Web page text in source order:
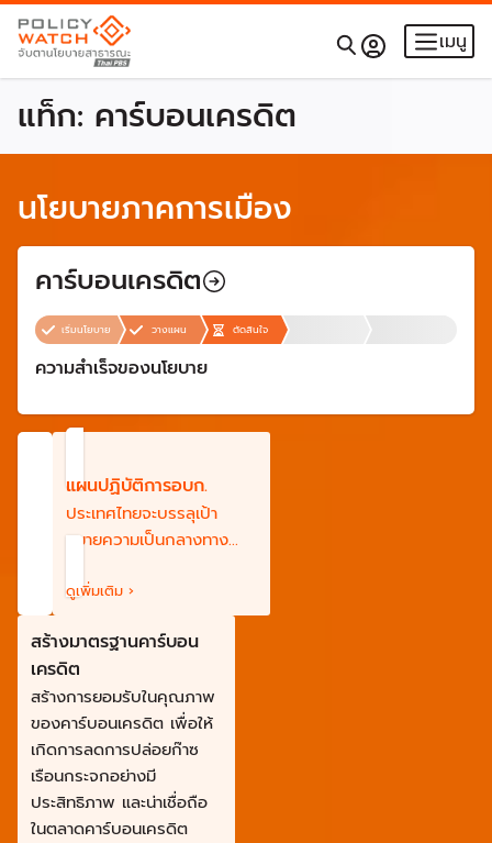
เมนู
แท็ก: คาร์บอนเครดิต
นโยบายภาคการเมือง
คาร์บอนเครดิต
เริ่มนโยบาย วางแผน ตัดสินใจ
ความสำเร็จของนโยบาย
แผนปฏิบัติการอบก.
ประเทศไทยจะบรรลุเป้า
หมายความเป็นกลางทาง
Neutrality) ภายในปี พ.ศ.
2593 (ค.ศ. 2050) และเป้า
หมาย การปล่อยก๊าซเรือน
กระจกสุทธิเป็นศูนย์ (Net
Zero Greenhouse Gas
Emission) ภายในหรือก่อน
ปี พ.ศ. 2608 (ค.ศ. 2065)
ดูเพิ่มเติม ›
สร้างมาตรฐานคาร์บอน
เครดิต
สร้างการยอมรับในคุณภาพ
ของคาร์บอนเครดิต เพื่อให้
เกิดการลดการปล่อยก๊าซ
เรือนกระจกอย่างมี
ประสิทธิภาพ และน่าเชื่อถือ
ในตลาดคาร์บอนเครดิต